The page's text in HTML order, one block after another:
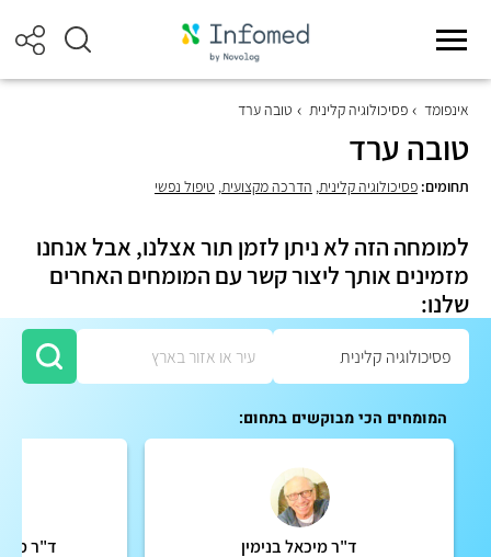
אינפומד פסיכולוגיה קלינית טובה ערד
טובה ערד
תחומים: פסיכולוגיה קלינית, הדרכה מקצועית, טיפול נפשי
למומחה הזה לא ניתן לזמן תור אצלנו, אבל אנחנו
מזמינים אותך ליצור קשר עם המומחים האחרים
שלנו:
המומחים הכי מבוקשים בתחום:
ד"ר מיכאל בנימין ד"ר